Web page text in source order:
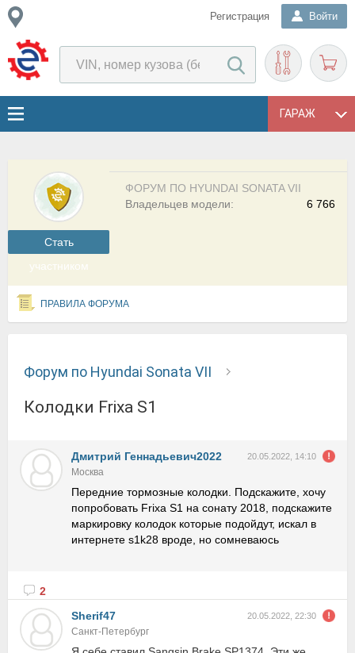
Регистрация Войти
ГАРАЖ
Cтать
участником
ФОРУМ ПО HYUNDAI SONATA VII
6 766
Владельцев модели:
ПРАВИЛА ФОРУМА
Форум по Hyundai Sonata VII
Колодки Frixa S1
Дмитрий Геннадьевич2022 20.05.2022, 14:10
Москва
Передние тормозные колодки. Подскажите, хочу
попробовать Frixa S1 на сонату 2018, подскажите
маркировку колодок которые подойдут, искал в
интернете s1k28 вроде, но сомневаюсь
2
Sherif47
20.05.2022, 22:30
Санкт-Петербург